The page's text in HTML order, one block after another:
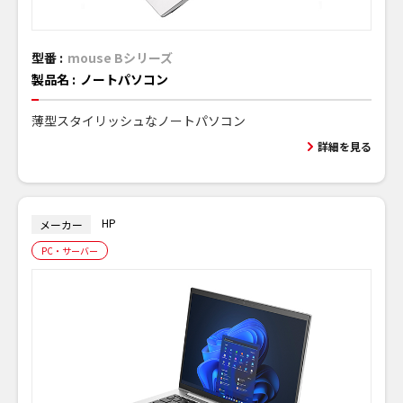
型番 : mouse Bシリーズ
製品名 : ノートパソコン
薄型スタイリッシュなノートパソコン
詳細を見る
メーカー HP
PC・サーバー